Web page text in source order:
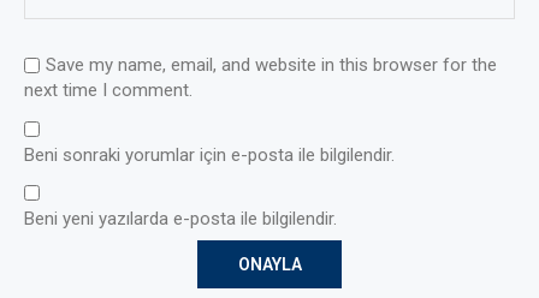
Save my name, email, and website in this browser for the
next time I comment.
Beni sonraki yorumlar için e-posta ile bilgilendir.
Beni yeni yazılarda e-posta ile bilgilendir.